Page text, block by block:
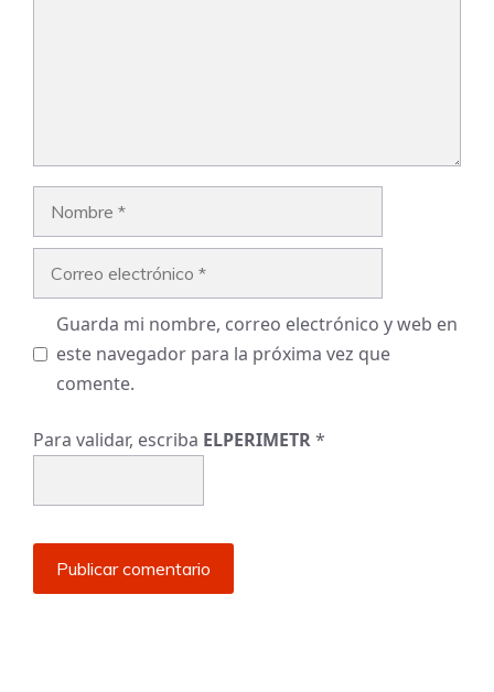
Guarda mi nombre, correo electrónico y web en
este navegador para la próxima vez que
comente.
Para validar, escriba ELPERIMETR*